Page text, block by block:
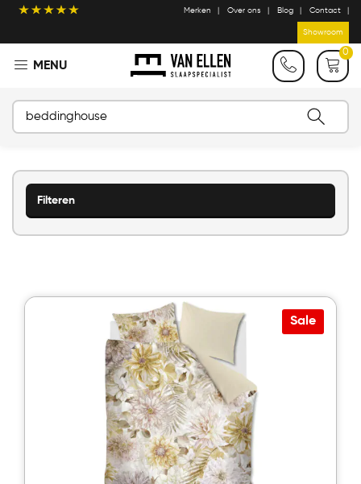
Merken Over ons Blog Contact
Showroom
0
Sale